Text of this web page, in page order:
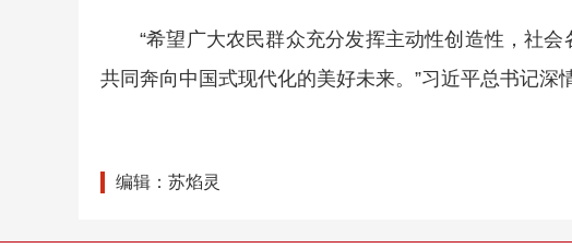
“希望广大农民群众充分发挥主动性创造性，社
共同奔向中国式现代化的美好未来。”习近平总书记深
编辑：苏焰灵